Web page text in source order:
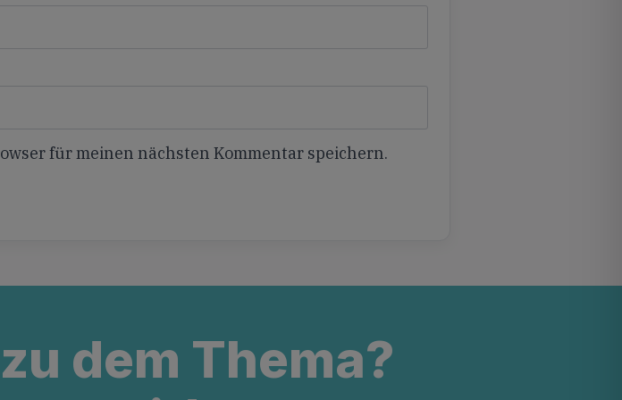
für meinen nächsten Kommentar speichern.
dem Thema?